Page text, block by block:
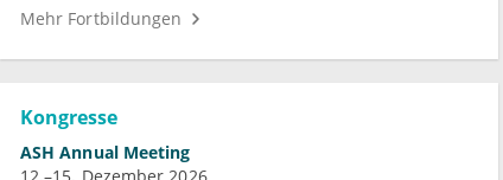
Mehr Fortbildungen
Kongresse
ASH Annual Meeting